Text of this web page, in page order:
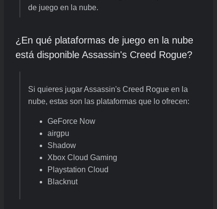
de juego en la nube.
¿En qué plataformas de juego en la nube
está disponible Assassin's Creed Rogue?
Si quieres jugar Assassin's Creed Rogue en la
nube, estas son las plataformas que lo ofrecen:
GeForce Now
airgpu
Shadow
Xbox Cloud Gaming
Playstation Cloud
Blacknut